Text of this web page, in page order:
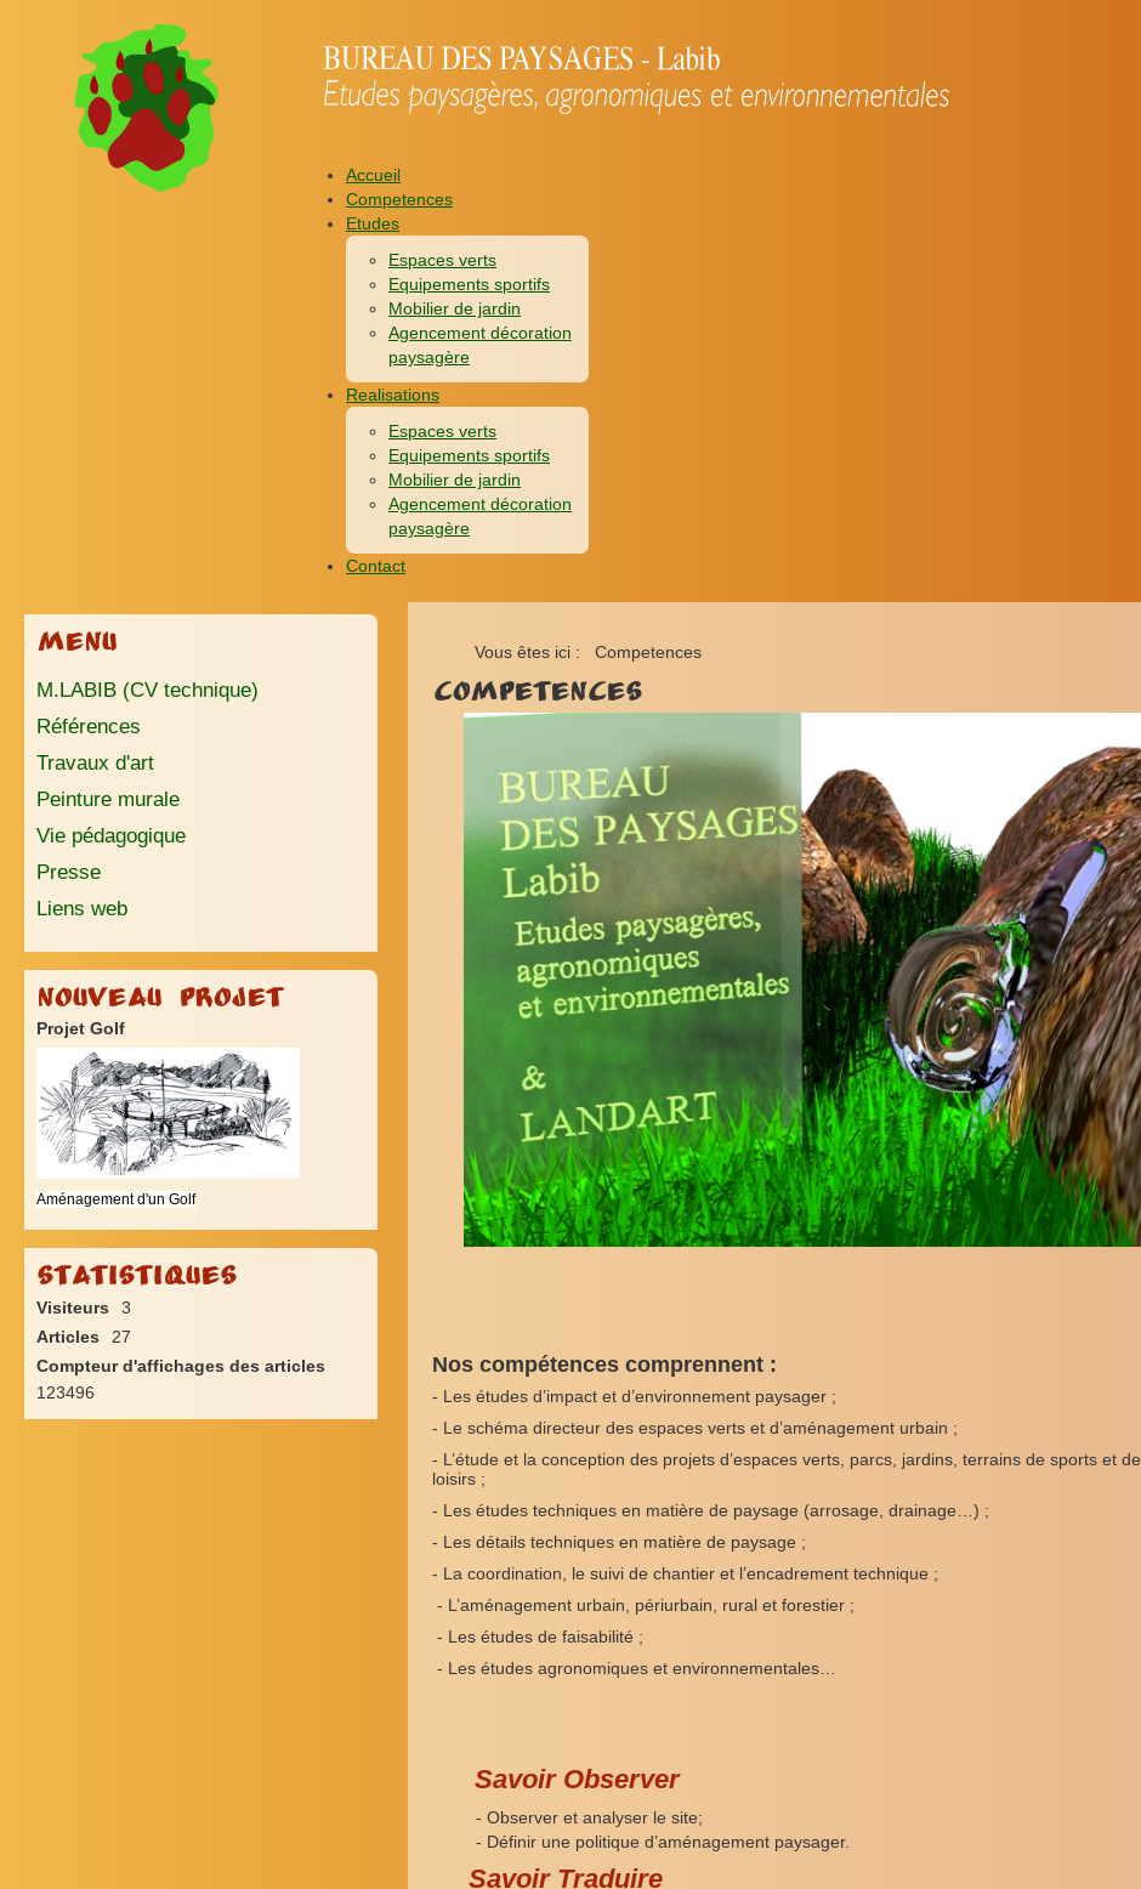
Accueil
Competences
Etudes
Espaces verts
Equipements sportifs
Mobilier de jardin
Agencement décoration
paysagère
Realisations
Espaces verts
Equipements sportifs
Mobilier de jardin
Agencement décoration
paysagère
Contact
Menu
M.LABIB (CV technique)
Références
Travaux d'art
Peinture murale
Vie pédagogique
Presse
Liens web
Nouveau Projet
Projet Golf
Aménagement d'un Golf
Statistiques
Visiteurs
3
Articles
27
Compteur d'affichages des articles
123496
Vous êtes ici : Competences
Competences
Nos compétences comprennent :
- Les études d’impact et d’environnement paysager ;
- Le schéma directeur des espaces verts et d’aménagement urbain ;
- L’étude et la conception des projets d’espaces verts, parcs, jardins, terrains de sports et de
loisirs ;
- Les études techniques en matière de paysage (arrosage, drainage…) ;
- Les détails techniques en matière de paysage ;
- La coordination, le suivi de chantier et l’encadrement technique ;
- L’aménagement urbain, périurbain, rural et forestier ;
- Les études de faisabilité ;
- Les études agronomiques et environnementales…
Savoir Observer
- Observer et analyser le site;
- Définir une politique d’aménagement paysager.
Savoir Traduire